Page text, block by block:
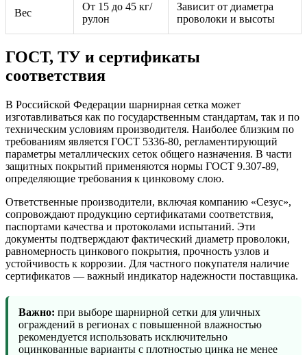
Вес
От 15 до 45 кг/
рулон
Зависит от диаметра
проволоки и высоты
ГОСТ, ТУ и сертификаты
соответствия
В Российской Федерации шарнирная сетка может
изготавливаться как по государственным стандартам, так и по
техническим условиям производителя. Наиболее близким по
требованиям является ГОСТ 5336-80, регламентирующий
параметры металлических сеток общего назначения. В части
защитных покрытий применяются нормы ГОСТ 9.307-89,
определяющие требования к цинковому слою.
Ответственные производители, включая компанию «Сезус»,
сопровождают продукцию сертификатами соответствия,
паспортами качества и протоколами испытаний. Эти
документы подтверждают фактический диаметр проволоки,
равномерность цинкового покрытия, прочность узлов и
устойчивость к коррозии. Для частного покупателя наличие
сертификатов — важный индикатор надежности поставщика.
Важно: при выборе шарнирной сетки для уличных
ограждений в регионах с повышенной влажностью
рекомендуется использовать исключительно
оцинкованные варианты с плотностью цинка не менее